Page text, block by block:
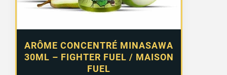
ARÔME CONCENTRÉ MINASAWA
30ML – FIGHTER FUEL / MAISON
FUEL